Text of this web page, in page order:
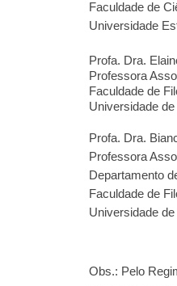
Faculdade de
Universidade
Profa. Dra.
Professora
Faculdade de
Universidade
Profa. Dra.
Professora
Departamento
Faculdade de
Universidade
Obs.: Pelo